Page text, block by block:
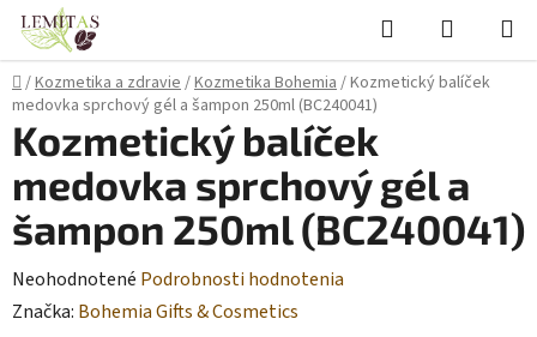
Prejsť
obsah
Hľadať
KOŠÍK
Domov
/Kozmetika a zdravie/Kozmetika Bohemia/Kozmetický balíček
medovka sprchový gél a šampon 250ml (BC240041)
Kozmetický balíček
medovka sprchový gél a
šampon 250ml (BC240041)
Priemerné
hodnotenie
Neohodnotené Podrobnosti hodnotenia
Značka: Bohemia Gifts & Cosmetics